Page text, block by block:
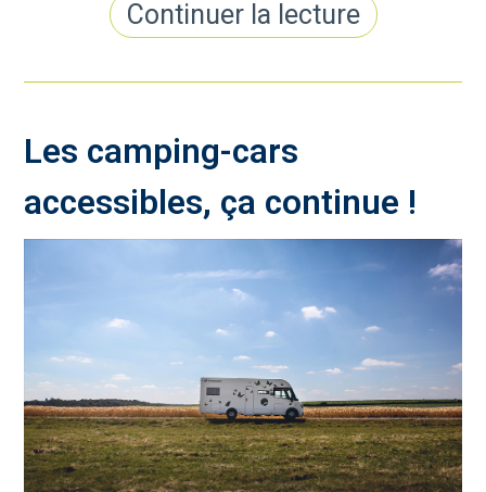
Continuer la lecture
Les camping-cars
accessibles, ça continue !